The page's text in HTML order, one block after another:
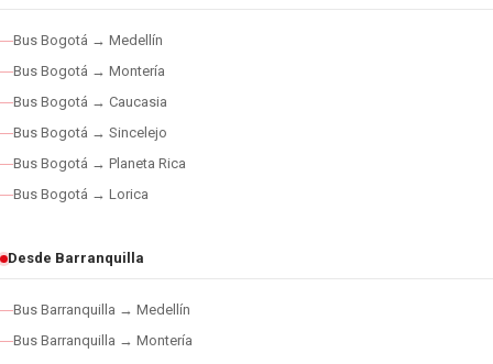
Bus Bogotá → Medellín
Bus Bogotá → Montería
Bus Bogotá → Caucasia
Bus Bogotá → Sincelejo
Bus Bogotá → Planeta Rica
Bus Bogotá → Lorica
Desde Barranquilla
Bus Barranquilla → Medellín
Bus Barranquilla → Montería